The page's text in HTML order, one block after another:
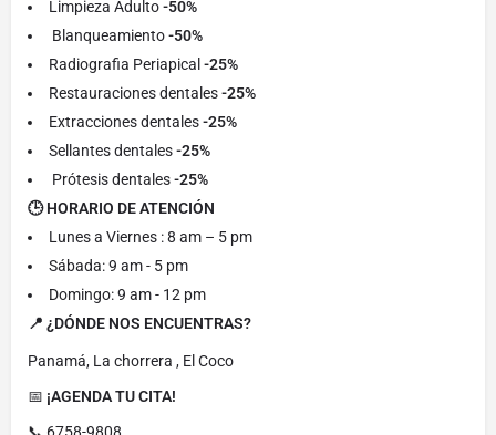
Limpieza Adulto-50%
Blanqueamiento-50%
Radiografia Periapical -25%
Restauraciones dentales-25%
Extracciones dentales-25%
Sellantes dentales-25%
Prótesis dentales-25%
🕒 HORARIO DE ATENCIÓN
Lunes a Viernes : 8 am – 5 pm
Sábada: 9 am - 5 pm
Domingo: 9 am - 12 pm
📍 ¿DÓNDE NOS ENCUENTRAS?
Panamá, La chorrera , El Coco
📅 ¡AGENDA TU CITA!
📞 6758-9808